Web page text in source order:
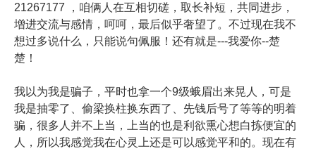
21267177 ，咱俩人在互相切磋，取长补短，共同进步，
增进交流与感情，呵呵，最后似乎奢望了。不过现在我不
想过多说什么，只能说句佩服！还有就是---我爱你--楚
楚！
我以为我是骗子，平时也拿一个9级蛾眉出来晃人，可是
我是抽零了、偷梁换柱换东西了、先钱后号了等等的明着
骗，很多人并不上当，上当的也是利欲熏心想白拣便宜的
人，所以我感觉我在心灵上还是可以感觉平和的。现在有